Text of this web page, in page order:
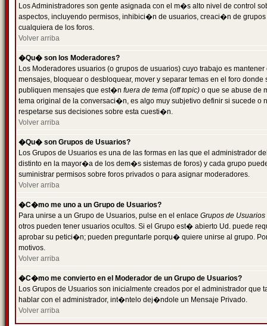
Los Administradores son gente asignada con el m�s alto nivel de control
aspectos, incluyendo permisos, inhibici�n de usuarios, creaci�n de
cualquiera de los foros.
Volver arriba
�Qu� son los Moderadores?
Los Moderadores usuarios (o grupos de usuarios) cuyo trabajo es
mensajes, bloquear o desbloquear, mover y separar temas en el foro
publiquen mensajes que est�n fuera de tema (off topic) o que se abuse de
tema original de la conversaci�n, es algo muy subjetivo definir si sucede
respetarse sus decisiones sobre esta cuesti�n.
Volver arriba
�Qu� son Grupos de Usuarios?
Los Grupos de Usuarios es una de las formas en las que el administrador
distinto en la mayor�a de los dem�s sistemas de foros) y cada grupo
suministrar permisos sobre foros privados o para asignar moderadores.
Volver arriba
�C�mo me uno a un Grupo de Usuarios?
Para unirse a un Grupo de Usuarios, pulse en el enlace Grupos de Usuarios
otros pueden tener usuarios ocultos. Si el Grupo est� abierto Ud. puede
aprobar su petici�n; pueden preguntarle porqu� quiere unirse al grupo.
motivos.
Volver arriba
�C�mo me convierto en el Moderador de un Grupo de Usuarios?
Los Grupos de Usuarios son inicialmente creados por el administrador
hablar con el administrador, int�ntelo dej�ndole un Mensaje Privado.
Volver arriba